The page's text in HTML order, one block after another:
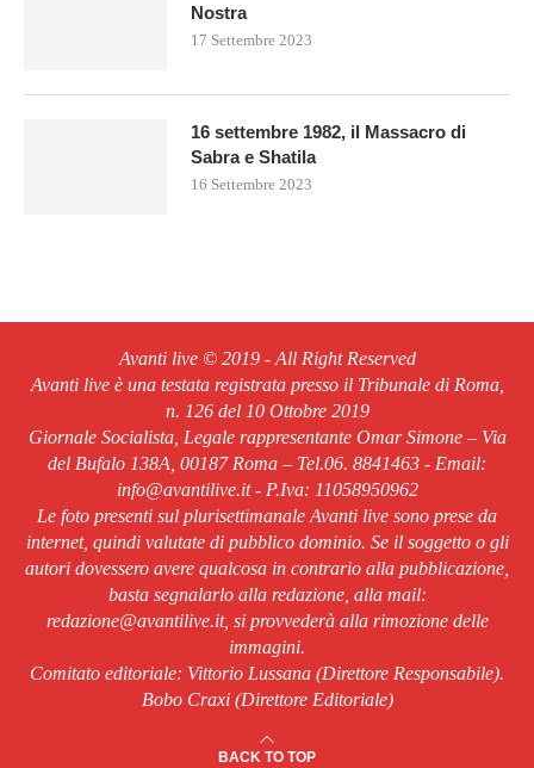
Nostra
17 Settembre 2023
16 settembre 1982, il Massacro di
Sabra e Shatila
16 Settembre 2023
Avanti live © 2019 - All Right Reserved
Avanti live è una testata registrata presso il Tribunale di Roma,
n. 126 del 10 Ottobre 2019
Giornale Socialista, Legale rappresentante Omar Simone – Via
del Bufalo 138A, 00187 Roma – Tel.06. 8841463 - Email:
info@avantilive.it - P.Iva: 11058950962
Le foto presenti sul plurisettimanale Avanti live sono prese da
internet, quindi valutate di pubblico dominio. Se il soggetto o gli
autori dovessero avere qualcosa in contrario alla pubblicazione,
basta segnalarlo alla redazione, alla mail:
redazione@avantilive.it, si provvederà alla rimozione delle
immagini.
Comitato editoriale: Vittorio Lussana (Direttore Responsabile).
Bobo Craxi (Direttore Editoriale)
BACK TO TOP